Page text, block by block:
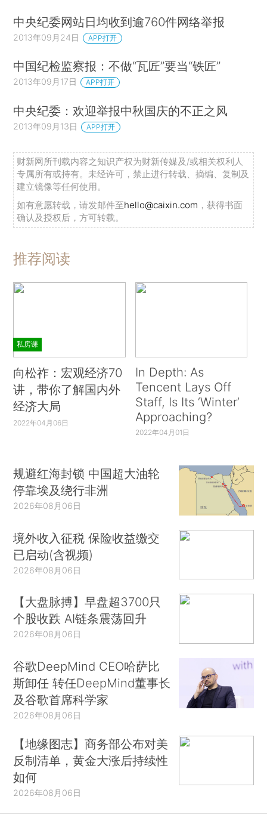
中央纪委网站日均收到逾760件网络举报
2013年09月24日 APP打开
中国纪检监察报：不做“瓦匠”要当“铁匠”
2013年09月17日 APP打开
中央纪委：欢迎举报中秋国庆的不正之风
2013年09月13日 APP打开
财新网所刊载内容之知识产权为财新传媒及/或相关权利人
专属所有或持有。未经许可，禁止进行转载、摘编、复制及
建立镜像等任何使用。
如有意愿转载，请发邮件至hello@caixin.com ，获得书面
确认及授权后，方可转载。
推荐阅读
私房课
向松祚：宏观经济70
讲，带你了解国内外
经济大局
2022年04月06日
In Depth: As
Tencent Lays Off
Staff, Is Its ‘Winter’
Approaching?
2022年04月01日
规避红海封锁 中国超大油轮
停靠埃及绕行非洲
2026年08月06日
境外收入征税 保险收益缴交
已启动(含视频)
2026年08月06日
【大盘脉搏】早盘超3700只
个股收跌 AI链条震荡回升
2026年08月06日
谷歌DeepMind CEO哈萨比
斯卸任 转任DeepMind董事长
及谷歌首席科学家
2026年08月06日
【地缘图志】商务部公布对美
反制清单，黄金大涨后持续性
如何
2026年08月06日